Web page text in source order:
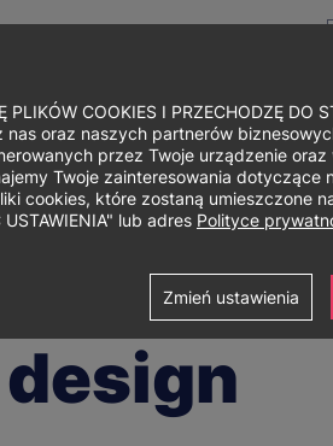
PLIKÓW COOKIES I PRZECHODZĘ
oraz naszych partnerów
przez Twoje urządzenie
Twoje zainteresowania
cookies, które zostaną
lub adres Polityce
Zmień ustawienia